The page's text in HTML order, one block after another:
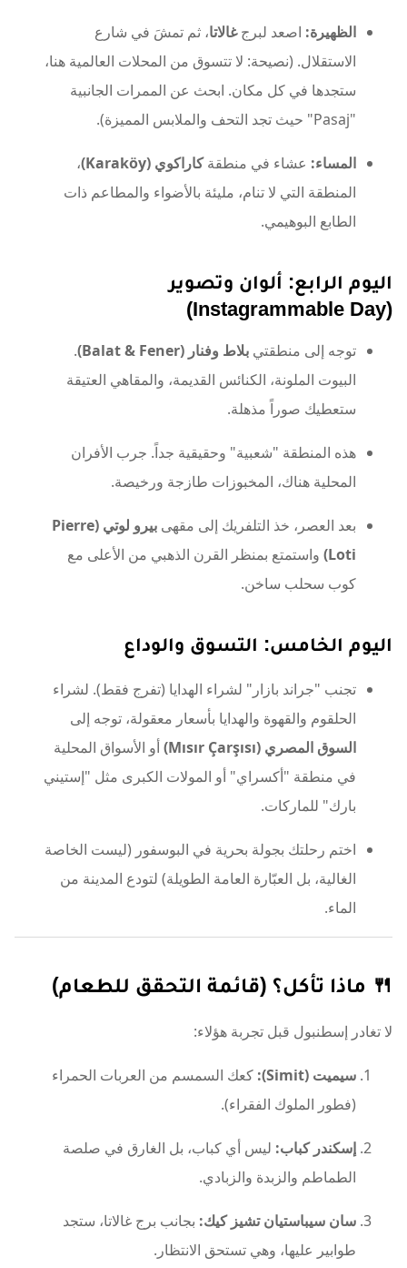
الظهيرة: اصعد لبرجغالاتا، ثم تمشَ في شارع
الاستقلال. (نصيحة: لا تتسوق من المحلات العالمية هنا،
ستجدها في كل مكان. ابحث عن الممرات الجانبية
"Pasaj" حيث تجد التحف والملابس المميزة).
المساء: عشاء في منطقةكاراكوي (Karaköy)
،
المنطقة التي لا تنام، مليئة بالأضواء والمطاعم ذات
الطابع البوهيمي.
اليوم الرابع: ألوان وتصوير
(Instagrammable Day)
توجه إلى منطقتي بلاط وفنار (Balat & Fener)
.
البيوت الملونة، الكنائس القديمة، والمقاهي العتيقة
ستعطيك صوراً مذهلة.
هذه المنطقة "شعبية" وحقيقية جداً. جرب الأفران
المحلية هناك، المخبوزات طازجة ورخيصة.
بعد العصر، خذ التلفريك إلى مقهى
بيرو لوتي (Pierre
Loti) واستمتع بمنظر القرن الذهبي من الأعلى مع
كوب سحلب ساخن.
اليوم الخامس: التسوق والوداع
تجنب "جراند بازار" لشراء الهدايا (تفرج فقط). لشراء
الحلقوم والقهوة والهدايا بأسعار معقولة، توجه إلى
السوق المصري (Mısır Çarşısı)
أو الأسواق المحلية
في منطقة "أكسراي" أو المولات الكبرى مثل "إستيني
بارك" للماركات.
اختم رحلتك بجولة بحرية في البوسفور (ليست الخاصة
الغالية، بل العبّارة العامة الطويلة) لتودع المدينة من
الماء.
🍴 ماذا تأكل؟ (قائمة التحقق للطعام)
لا تغادر إسطنبول قبل تجربة هؤلاء:
سيميت (Simit):
كعك السمسم من العربات الحمراء
(فطور الملوك الفقراء).
إسكندر كباب: ليس أي كباب، بل الغارق في صلصة
الطماطم والزبدة والزبادي.
سان سيباستيان تشيز كيك: بجانب برج غالاتا، ستجد
طوابير عليها، وهي تستحق الانتظار.